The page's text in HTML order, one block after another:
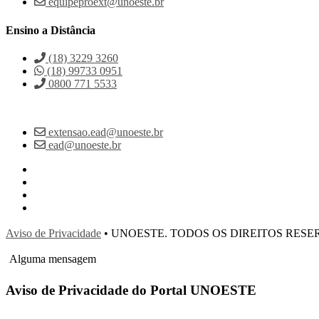
Ensino a Distância
(18) 3229 3260
(18) 99733 0951
0800 771 5533
extensao.ead@unoeste.br
ead@unoeste.br
Aviso de Privacidade • UNOESTE. TODOS OS DIREITOS
Alguma mensagem
Aviso de Privacidade do Portal UNOESTE